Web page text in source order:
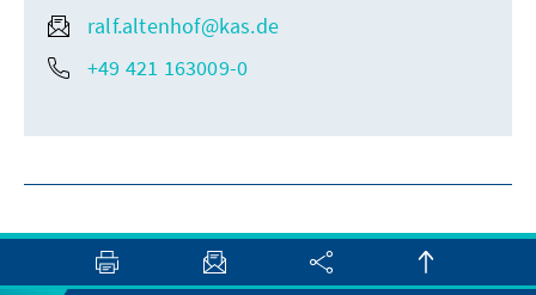
ralf.altenhof@kas.de
+49 421 163009-0